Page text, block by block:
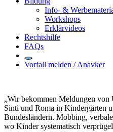
Info- &
Workshops
Erklärvideos
Rechtshilfe
FAQs
Vorfall melden / Anavker
„Wir bekommen Meldungen
Sinti und Roma in Kindergärten
Bundesländern. Mobbing,
wo Kinder systematisch